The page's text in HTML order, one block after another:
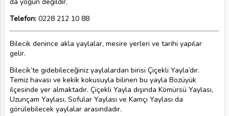
Telefon:0228 212 10 88
Bilecik denince akla yaylalar, mesire yerleri ve tarihi yapılar
gelir.
Bilecik’te gidebileceğiniz yaylalardan birisi Çiçekli Yayla’dır.
Temiz havası ve kekik kokusuyla bilinen bu yayla Bozüyük
ilçesinde yer almaktadır. Çiçekli Yayla dışında Kömürsü Yaylası,
Uzunçam Yaylası, Sofular Yaylası ve Kamçı Yaylası da
görülebilecek yaylalar arasındadır.